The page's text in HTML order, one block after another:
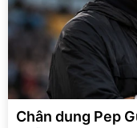
Chân dung Pep